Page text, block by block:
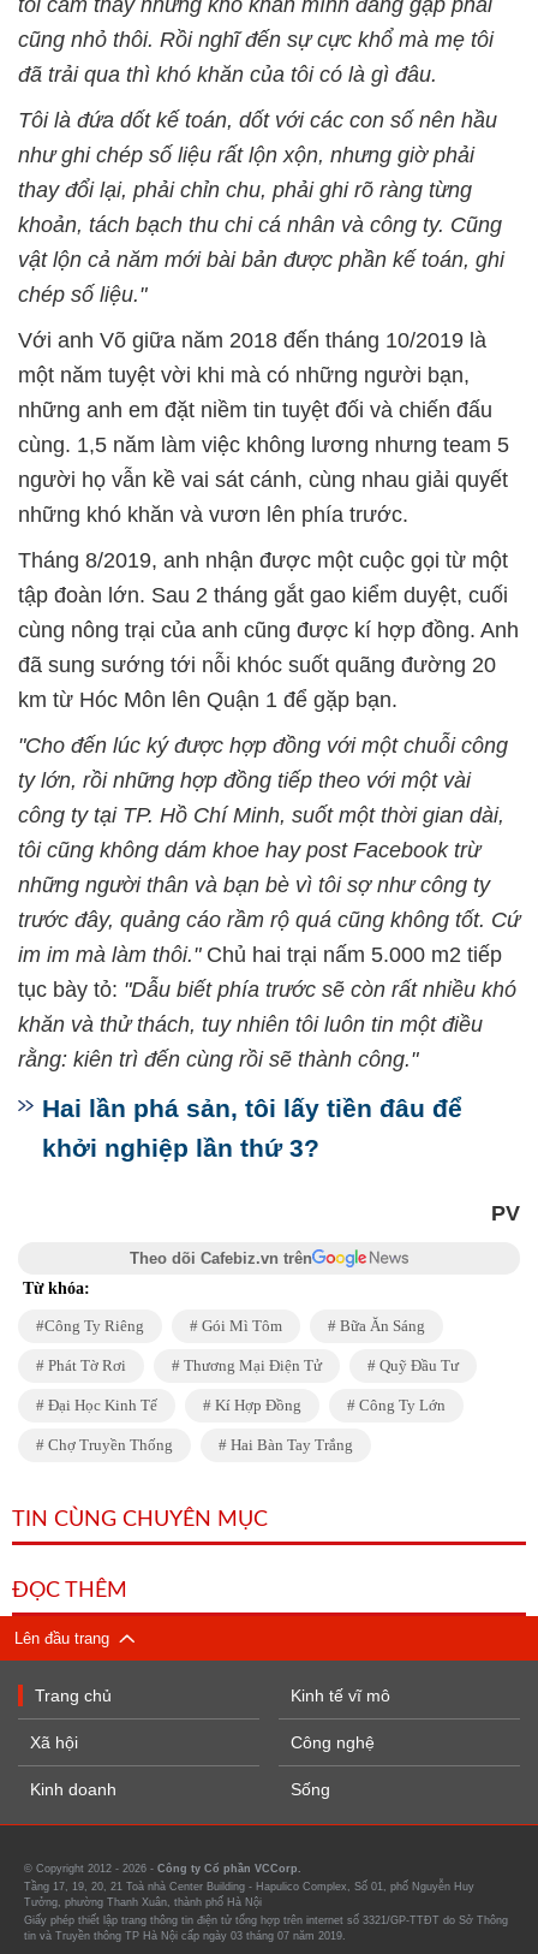
cũng nhỏ thôi. Rồi nghĩ đến sự cực khổ mà mẹ tôi
đã trải qua thì khó khăn của tôi có là gì đâu.
Tôi là đứa dốt kế toán, dốt với các con số nên hầu
như ghi chép số liệu rất lộn xộn, nhưng giờ phải
thay đổi lại, phải chỉn chu, phải ghi rõ ràng từng
khoản, tách bạch thu chi cá nhân và công ty. Cũng
vật lộn cả năm mới bài bản được phần kế toán, ghi
chép số liệu."
Với anh Võ giữa năm 2018 đến tháng 10/2019 là
một năm tuyệt vời khi mà có những người bạn,
những anh em đặt niềm tin tuyệt đối và chiến đấu
cùng. 1,5 năm làm việc không lương nhưng team 5
người họ vẫn kề vai sát cánh, cùng nhau giải quyết
những khó khăn và vươn lên phía trước.
Tháng 8/2019, anh nhận được một cuộc gọi từ một
tập đoàn lớn. Sau 2 tháng gắt gao kiểm duyệt, cuối
cùng nông trại của anh cũng được kí hợp đồng. Anh
đã sung sướng tới nỗi khóc suốt quãng đường 20
km từ Hóc Môn lên Quận 1 để gặp bạn.
"Cho đến lúc ký được hợp đồng với một chuỗi công
ty lớn, rồi những hợp đồng tiếp theo với một vài
công ty tại TP. Hồ Chí Minh, suốt một thời gian dài,
tôi cũng không dám khoe hay post Facebook trừ
những người thân và bạn bè vì tôi sợ như công ty
trước đây, quảng cáo rầm rộ quá cũng không tốt. Cứ
im im mà làm thôi." Chủ hai trại nấm 5.000 m2 tiếp
tục bày tỏ: "Dẫu biết phía trước sẽ còn rất nhiều khó
khăn và thử thách, tuy nhiên tôi luôn tin một điều
rằng: kiên trì đến cùng rồi sẽ thành công."
Hai lần phá sản, tôi lấy tiền đâu để
khởi nghiệp lần thứ 3?
PV
Theo dõi Cafebiz.vn trên
Từ khóa:
Công Ty Riêng Gói Mì Tôm Bữa Ăn Sáng
Phát Tờ Rơi Thương Mại Điện Tử Quỹ Đầu Tư
Đại Học Kinh Tế Kí Hợp Đồng Công Ty Lớn
Chợ Truyền Thống Hai Bàn Tay Trắng
TIN CÙNG CHUYÊN MỤC
ĐỌC THÊM
Lên đầu trang
Trang chủ
Xã hội
Kinh doanh
Kinh tế vĩ mô
Công nghệ
Sống
© Copyright 2012 - 2026 - Công ty Cổ phần VCCorp.
Tầng 17, 19, 20, 21 Toà nhà Center Building - Hapulico Complex, Số 01, phố Nguyễn Huy
Tưởng, phường Thanh Xuân, thành phố Hà Nội
Giấy phép thiết lập trang thông tin điện tử tổng hợp trên internet số 3321/GP-TTĐT do Sở Thông
tin và Truyền thông TP Hà Nội cấp ngày 03 tháng 07 năm 2019.